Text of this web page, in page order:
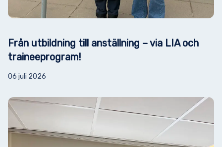
Från utbildning till anställning – via LIA och
traineeprogram!
06 juli 2026